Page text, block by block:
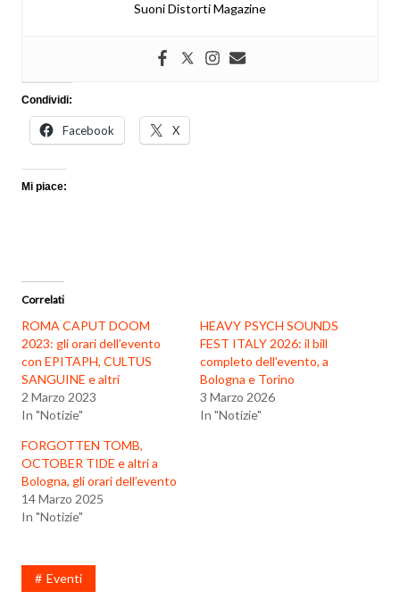
Suoni Distorti Magazine
Condividi:
Facebook X
Mi piace:
Correlati
ROMA CAPUT DOOM
2023: gli orari dell’evento
con EPITAPH, CULTUS
SANGUINE e altri
2 Marzo 2023
In "Notizie"
HEAVY PSYCH SOUNDS
FEST ITALY 2026: il bill
completo dell’evento, a
Bologna e Torino
3 Marzo 2026
In "Notizie"
FORGOTTEN TOMB,
OCTOBER TIDE e altri a
Bologna, gli orari dell’evento
14 Marzo 2025
In "Notizie"
Eventi